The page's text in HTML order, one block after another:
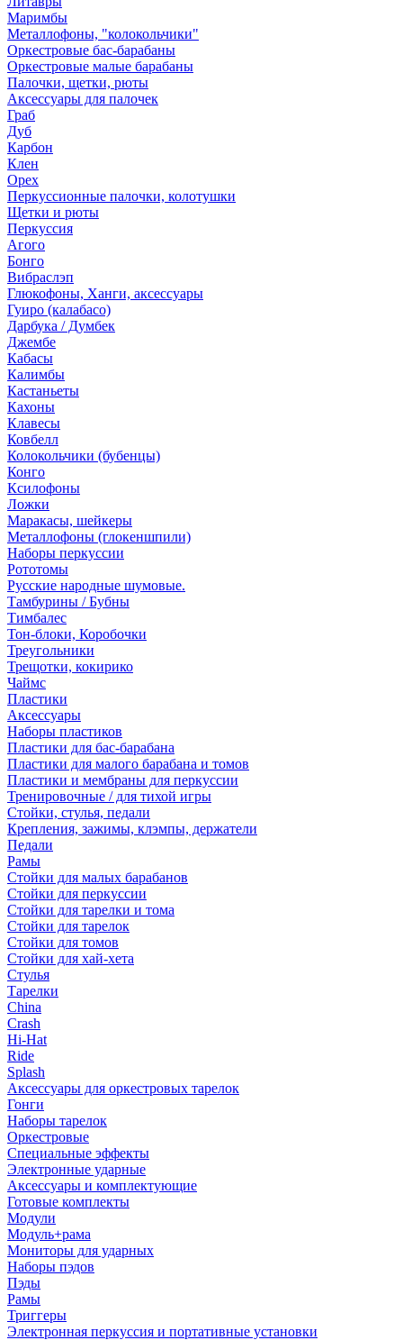
Маримбы
Металлофоны, "колокольчики"
Оркестровые бас-барабаны
Оркестровые малые барабаны
Палочки, щетки, рюты
Аксессуары для палочек
Граб
Дуб
Карбон
Клен
Орех
Перкуссионные палочки, колотушки
Щетки и рюты
Перкуссия
Агого
Бонго
Вибраслэп
Глюкофоны, Ханги, аксессуары
Гуиро (калабасо)
Дарбука / Думбек
Джембе
Кабасы
Калимбы
Кастаньеты
Кахоны
Клавесы
Ковбелл
Колокольчики (бубенцы)
Конго
Ксилофоны
Ложки
Маракасы, шейкеры
Металлофоны (глокеншпили)
Наборы перкуссии
Рототомы
Русские народные шумовые.
Тамбурины / Бубны
Тимбалес
Тон-блоки, Коробочки
Треугольники
Трещотки, кокирико
Чаймс
Пластики
Аксессуары
Наборы пластиков
Пластики для бас-барабана
Пластики для малого барабана и томов
Пластики и мембраны для перкуссии
Тренировочные / для тихой игры
Стойки, стулья, педали
Крепления, зажимы, клэмпы, держатели
Педали
Рамы
Стойки для малых барабанов
Стойки для перкуссии
Стойки для тарелки и тома
Стойки для тарелок
Стойки для томов
Стойки для хай-хета
Стулья
Тарелки
China
Crash
Hi-Hat
Ride
Splash
Аксессуары для оркестровых тарелок
Гонги
Наборы тарелок
Оркестровые
Специальные эффекты
Электронные ударные
Аксессуары и комплектующие
Готовые комплекты
Модули
Модуль+рама
Мониторы для ударных
Наборы пэдов
Пэды
Рамы
Триггеры
Электронная перкуссия и портативные установки